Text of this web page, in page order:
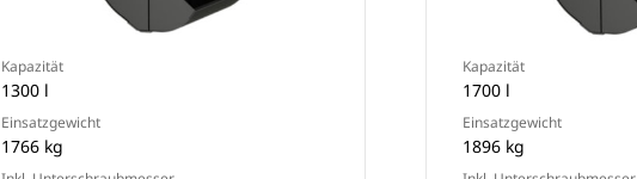
Kapazität
1300 l
Einsatzgewicht
1766 kg
Kapazität
1700 l
Einsatzgewicht
1896 kg